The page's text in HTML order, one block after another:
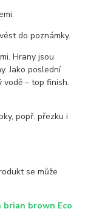
do poznámky.
Hrany jsou
Jako poslední
– top finish.
popř. přezku i
se může
brian brown Eco